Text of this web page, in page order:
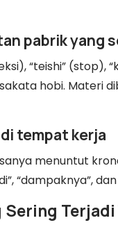
pabrik yang
“teishi” (stop),
hobi. Materi
tempat kerja
menuntut
“dampaknya”,
Terjadi